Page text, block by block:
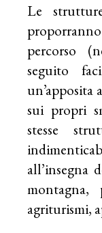
Le
percorso
seguito
un’apposita
sui propri
stesse
all’insegna
montagna,
agriturismi,